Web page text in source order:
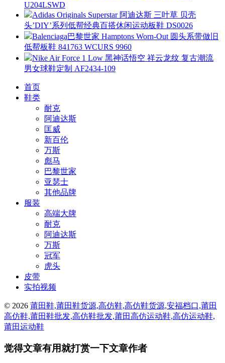
U204LSWD
Adidas Originals Superstar 阿迪达斯 三叶草 贝壳
头’DIY’系列低帮经典百搭休闲运动板鞋 DS0026
Balenciaga巴黎世家 Hamptons Worn-Out 圆头系带做旧
低帮板鞋 841763 WCURS 9960
Nike Air Force 1 Low 黑神话悟空 祥云龙纹 复古潮流
男女球鞋定制 AF2434-109
首页
鞋类
耐克
阿迪达斯
匡威
新百伦
万斯
彪马
巴黎世家
亚瑟士
其他品牌
服装
高端大牌
耐克
阿迪达斯
万斯
冠军
虎头
皮带
实拍视频
© 2026 莆田鞋,莆田鞋货源,高仿鞋,高仿鞋货源,安福档口,莆田
高仿鞋,莆田鞋批发,高仿鞋批发,莆田高仿运动鞋,高仿运动鞋,
莆田运动鞋
觉得文章有用就打赏一下文章作者